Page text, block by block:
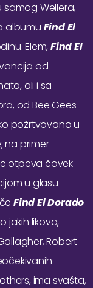
Wellera,
albumu Find El
Elem,Find El
od
ali i sa
od Bee Gees
požrtvovano u
na primer
otpeva čovek
u glasu
Find El Dorado
jakih likova,
Robert
ima svašta,